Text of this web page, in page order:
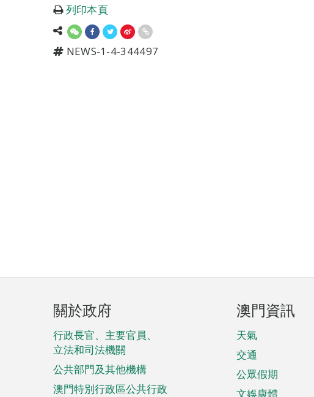
列印本頁
NEWS-1-4-344497
頁
腳
菜
單
關於政府
行政長官、主要官員、
立法和司法機關
公共部門及其他機構
澳門特別行政區公共行政
澳門資訊
天氣
交通
公眾假期
文娛康體